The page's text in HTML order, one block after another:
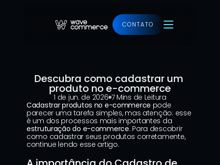
CONTATO
Descubra como cadastrar um
produto no e-commerce
1 de jun. de 2026 7 Mins de Leitura
Cadastrar produtos no e-commerce pode
parecer uma tarefa simples, mas atenção: esse
estruturação do e-commerce. Para descobrir
como cadastrar seus produtos corretamente,
continue lendo esse artigo.